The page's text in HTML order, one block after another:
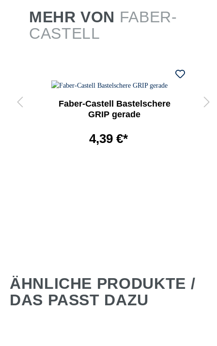
MEHR VON FABER-
CASTELL
Faber-Castell Bastelschere
GRIP gerade
4,39 €*
ÄHNLICHE PRODUKTE /
DAS PASST DAZU